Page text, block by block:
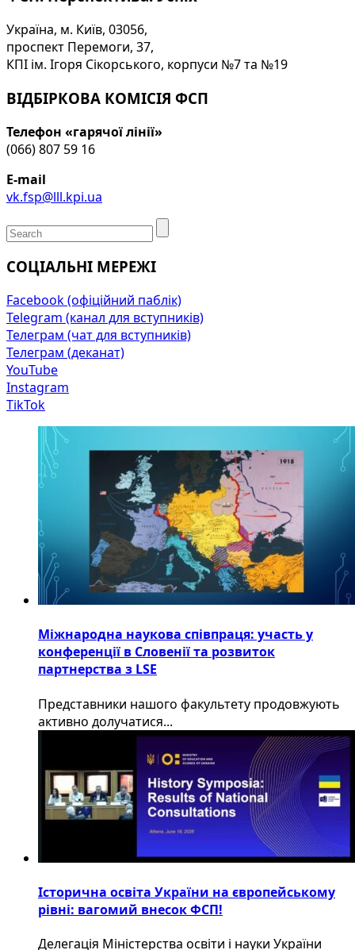
Україна, м. Київ, 03056,
проспект Перемоги, 37,
КПІ ім. Ігоря Сікорського, корпуси №7 та №19
ВІДБІРКОВА КОМІСІЯ ФСП
Телефон «гарячої лінії»
(066) 807 59 16
E-mail
vk.fsp@lll.kpi.ua
СОЦІАЛЬНІ МЕРЕЖІ
Facebook (офіційний паблік)
Telegram (канал для вступників)
Телеграм (чат для вступників)
Телеграм (деканат)
YouTube
Instagram
TikTok
Міжнародна наукова співпраця: участь у
конференції в Словенії та розвиток
партнерства з LSE
​Представники нашого факультету продовжують
активно долучатися...
Історична освіта України на європейському
рівні: вагомий внесок ФСП!
Делегація Міністерства освіти і науки України